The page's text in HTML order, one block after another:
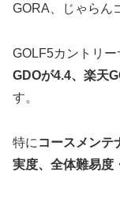
GORA、じゃらん
GOLF5カントリー
GDOが4.4、楽天
す。
特に コースメンテ
実度、全体難易度